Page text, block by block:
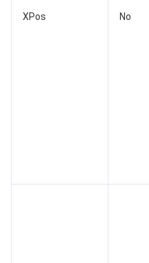
云顾问 - 混沌演练
云顾问-Tencent RTC 云助手
消息中心
第三方
XPos No